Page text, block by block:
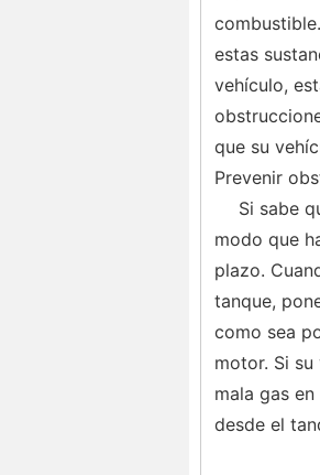
estas
vehículo,
que su
Prevenir
Si sabe
modo que
plazo.
tanque,
como sea
motor. Si
mala gas
desde el